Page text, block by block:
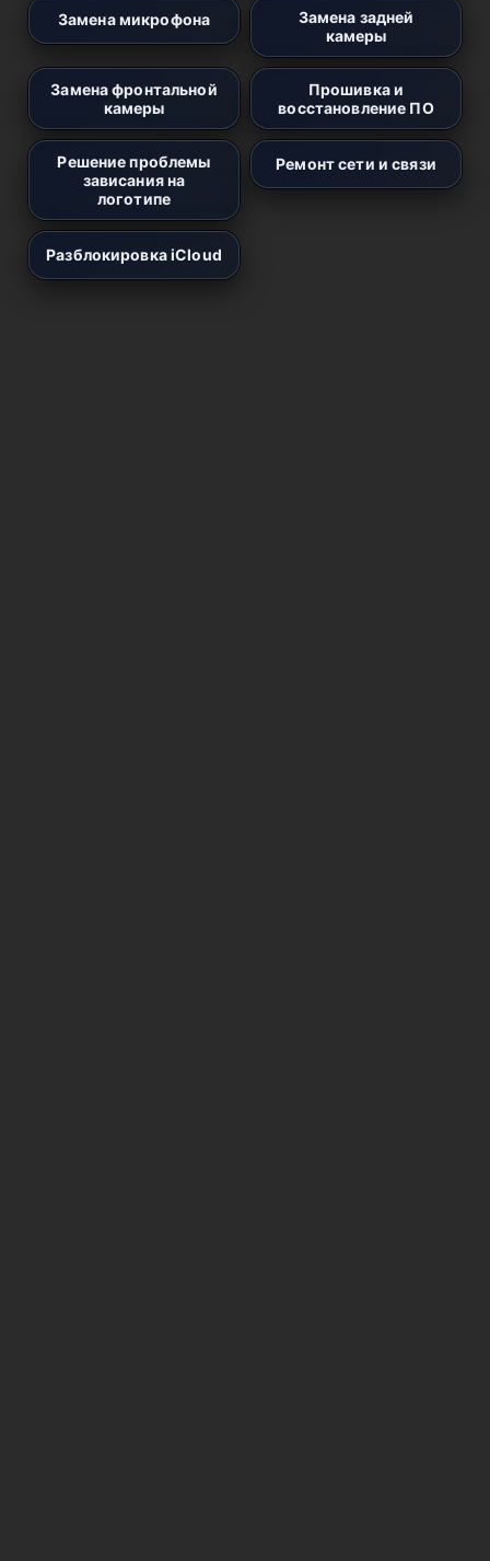
Замена микрофона
Замена задней
камеры
Замена фронтальной
камеры
Прошивка и
восстановление ПО
Решение проблемы
зависания на
логотипе
Ремонт сети и связи
Разблокировка iCloud